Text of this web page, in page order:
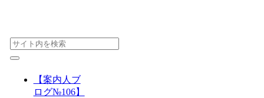
【案内人ブ
ログ№106】